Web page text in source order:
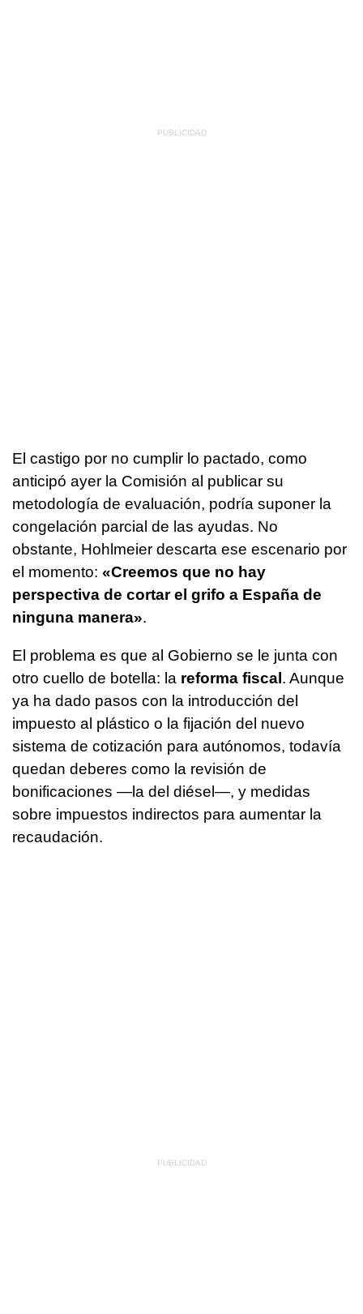
El castigo por no cumplir lo pactado, como
anticipó ayer la Comisión al publicar su
metodología de evaluación, podría suponer la
congelación parcial de las ayudas. No
obstante, Hohlmeier descarta ese escenario por
el momento: «Creemos que no hay
perspectiva de cortar el grifo a España de
ninguna manera».
El problema es que al Gobierno se le junta con
otro cuello de botella: la reforma fiscal. Aunque
ya ha dado pasos con la introducción del
impuesto al plástico o la fijación del nuevo
sistema de cotización para autónomos, todavía
quedan deberes como la revisión de
bonificaciones —la del diésel—, y medidas
sobre impuestos indirectos para aumentar la
recaudación.